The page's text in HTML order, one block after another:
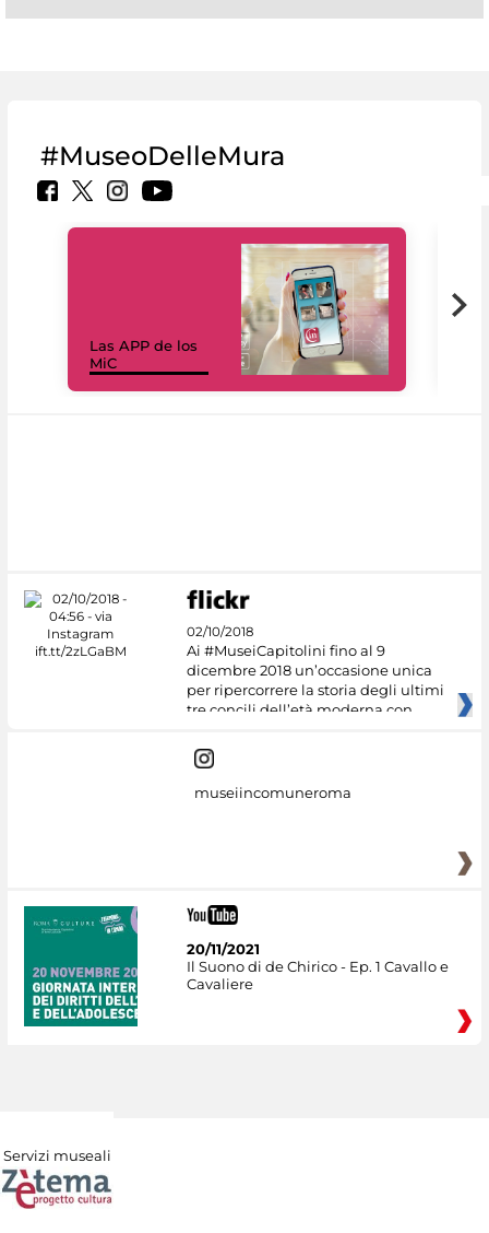
#MuseoDelleMura
Las APP de los
MiC
02/10/2018
Ai #MuseiCapitolini fino al 9
dicembre 2018 un’occasione unica
per ripercorrere la storia degli ultimi
tre concili dell’età moderna con
museiincomuneroma
20/11/2021
Il Suono di de Chirico - Ep. 1 Cavallo e
Cavaliere
Servizi museali